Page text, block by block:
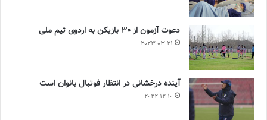
دعوت آزمون از 30 بازیکن به اردوی تیم ملی
2023-03-21
آینده درخشانی در انتظار فوتبال بانوان است
2022-12-10